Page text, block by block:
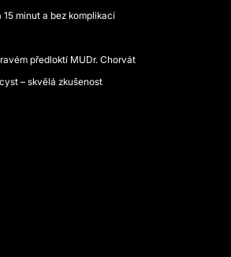
minut a bez komplikací
předloktí MUDr. Chorvát
– skvělá zkušenost